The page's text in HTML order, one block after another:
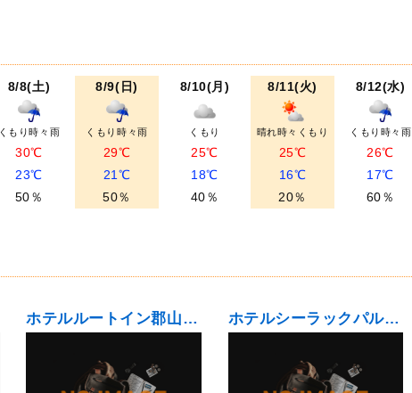
8/8(土)
くもり時々雨
30℃
23℃
50％
8/9(日)
くもり時々雨
29℃
21℃
50％
8/10(月)
くもり
25℃
18℃
40％
8/11(火)
晴れ時々くもり
25℃
16℃
20％
8/12(水)
くもり時々雨
26℃
17℃
60％
ホテルルートイン郡山インター ホテルシーラックパル郡山